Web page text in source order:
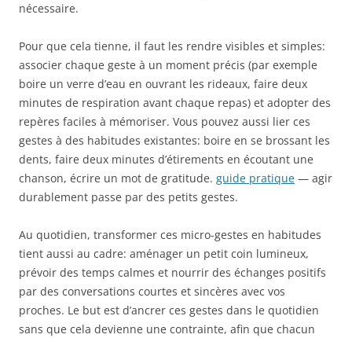
nécessaire.
Pour que cela tienne, il faut les rendre visibles et simples:
associer chaque geste à un moment précis (par exemple
boire un verre d’eau en ouvrant les rideaux, faire deux
minutes de respiration avant chaque repas) et adopter des
repères faciles à mémoriser. Vous pouvez aussi lier ces
gestes à des habitudes existantes: boire en se brossant les
dents, faire deux minutes d’étirements en écoutant une
chanson, écrire un mot de gratitude. guide pratique — agir
durablement passe par des petits gestes.
Au quotidien, transformer ces micro-gestes en habitudes
tient aussi au cadre: aménager un petit coin lumineux,
prévoir des temps calmes et nourrir des échanges positifs
par des conversations courtes et sincères avec vos
proches. Le but est d’ancrer ces gestes dans le quotidien
sans que cela devienne une contrainte, afin que chacun